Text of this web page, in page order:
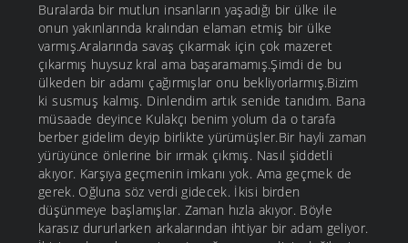
Buralarda bir mutlun insanların yaşadığı bir ülke ile
onun yakınlarında kralından elaman etmiş bir ülke
varmış.Aralarında savaş çıkarmak için çok mazeret
çıkarmış huysuz kral ama başaramamış.Şimdi de bu
ülkeden bir adamı çağırmışlar onu bekliyorlarmış.Bizim
ki susmuş kalmış. Dinlendim artık senide tanıdım. Bana
müsaade deyince Kulakçı benim yolum da o tarafa
berber gidelim deyip birlikte yürümüşler.Bir hayli zaman
yürüyünce önlerine bir ırmak çıkmış. Nasıl şiddetli
akıyor. Karşıya geçmenin imkanı yok. Ama geçmek de
gerek. Oğluna söz verdi gidecek. İkisi birden
düşünmeye başlamışlar. Zaman hızla akıyor. Böyle
karasız dururlarken arkalarından ihtiyar bir adam geliyor.